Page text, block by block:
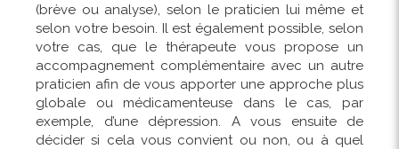
(brève ou analyse), selon le praticien lui même et
selon votre besoin. Il est également possible, selon
votre cas, que le thérapeute vous propose un
accompagnement complémentaire avec un autre
praticien afin de vous apporter une approche plus
globale ou médicamenteuse dans le cas, par
exemple, d’une dépression. A vous ensuite de
décider si cela vous convient ou non, ou à quel